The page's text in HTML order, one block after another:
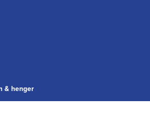
& henger